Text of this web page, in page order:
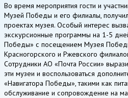
Во время мероприятия гости и
Музей Победы и его филиалы,
проектах музея. Особый интерес
экскурсионные программы на 1-5
Победы» с посещением Музея
Красногорского и Ржевского
Сотрудники АО «Почта России»
эти музеи и воспользоваться
«Навигатора Победы», такими как
обслуживание и сопровождение на